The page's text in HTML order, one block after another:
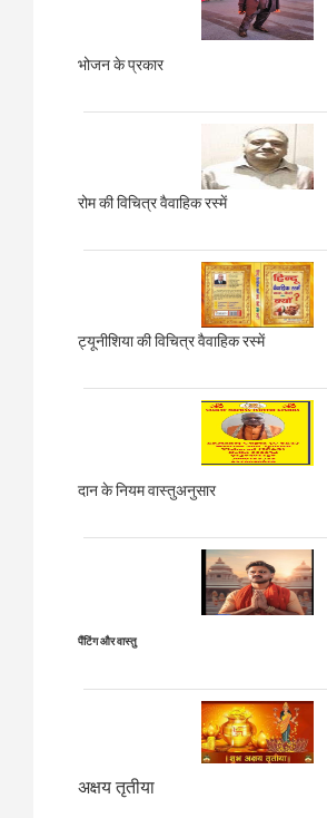
भोजन के प्रकार
रोम की विचित्र वैवाहिक रस्में
ट्यूनीशिया की विचित्र वैवाहिक रस्में
दान के नियम वास्तुअनुसार
पैंटिंग और वास्तु
अक्षय तृतीया